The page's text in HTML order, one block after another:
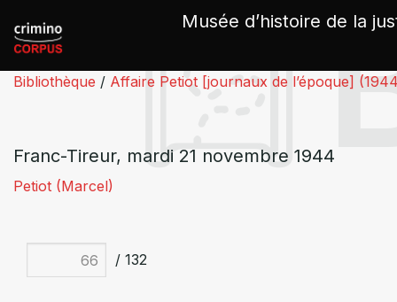
Musée d’histoire de la
Bibliothèque / Affaire Petiot [journaux de l’époque]
Franc-Tireur, mardi 21 novembre 1944
Petiot (Marcel)
/ 132
Panneau de gestion des cookies